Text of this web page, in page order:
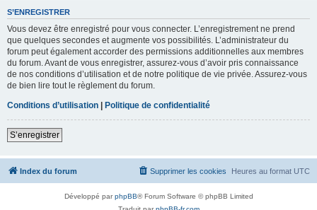
S’ENREGISTRER
Vous devez être enregistré pour vous connecter. L’enregistrement ne prend
que quelques secondes et augmente vos possibilités. L’administrateur du
forum peut également accorder des permissions additionnelles aux membres
du forum. Avant de vous enregistrer, assurez-vous d’avoir pris connaissance
de nos conditions d’utilisation et de notre politique de vie privée. Assurez-vous
de bien lire tout le règlement du forum.
Conditions d’utilisation | Politique de confidentialité
S’enregistrer
Index du forum Heures au format UTC
Supprimer les cookies
Développé parphpBB® Forum Software © phpBB Limited